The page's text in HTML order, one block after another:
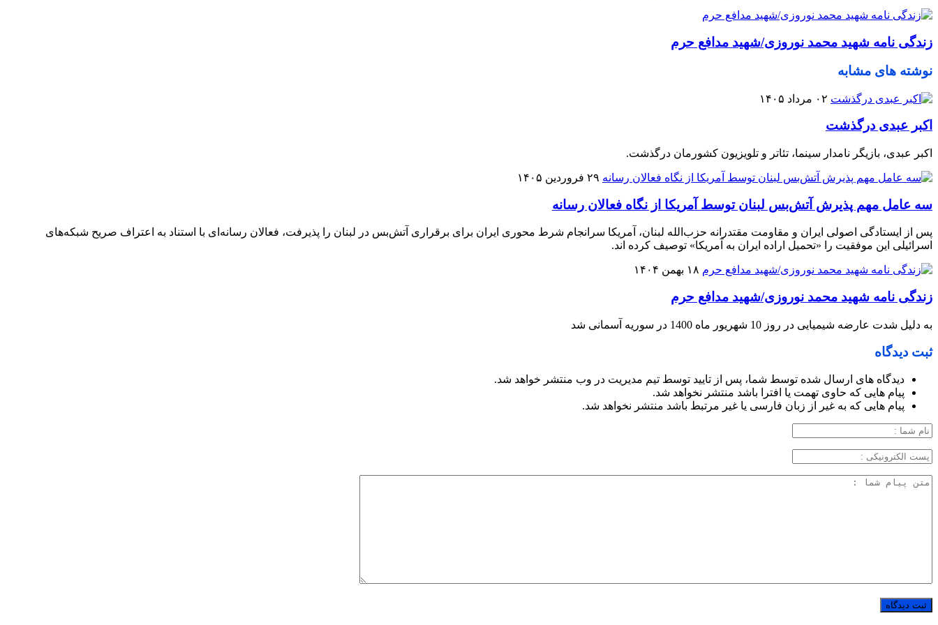
زندگی نامه شهید محمد نوروزی/شهید مدافع حرم
نوشته های مشابه
۰۲ مرداد ۱۴۰۵
اکبر عبدی درگذشت
اکبر عبدی، بازیگر نامدار سینما، تئاتر و تلویزیون کشورمان درگذشت.
۲۹ فروردین ۱۴۰۵
سه عامل مهم پذیرش آتش‌بس لبنان توسط آمریکا از نگاه فعالان رسانه
پس از ایستادگی اصولی ایران و مقاومت مقتدرانه حزب‌الله لبنان، آمریکا سرانجام شرط محوری ایران برای برقراری آتش‌بس در لبنان را پذیرفت، فعالان رسانه‌ای با استناد به اعتراف صریح شبکه‌های
اسرائیلی این موفقیت را «تحمیل اراده ایران به آمریکا» توصیف کرده اند.
۱۸ بهمن ۱۴۰۴
زندگی نامه شهید محمد نوروزی/شهید مدافع حرم
به دلیل شدت عارضه شیمیایی در روز 10 شهریور ماه 1400 در سوریه آسمانی شد
ثبت دیدگاه
دیدگاه های ارسال شده توسط شما، پس از تایید توسط تیم مدیریت در وب منتشر خواهد شد.
پیام هایی که حاوی تهمت یا افترا باشد منتشر نخواهد شد.
پیام هایی که به غیر از زبان فارسی یا غیر مرتبط باشد منتشر نخواهد شد.